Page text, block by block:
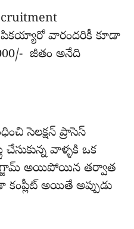
వారందరికీ కూడా
జీతం అనేది
సెలక్షన్ ప్రాసెస్
వాళ్ళకి ఒక
అయిపోయిన తర్వాత
కంప్లీట్ అయితే అప్పుడు